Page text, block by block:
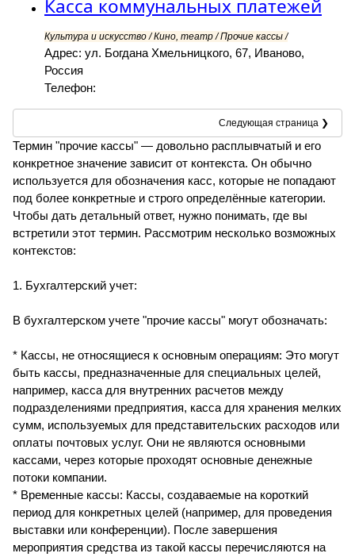
Касса коммунальных платежей
Культура и искусство / Кино, театр / Прочие кассы /
Адрес: ул. Богдана Хмельницкого, 67, Иваново,
Россия
Телефон:
Следующая страница ❯
Термин "прочие кассы" — довольно расплывчатый и его
конкретное значение зависит от контекста. Он обычно
используется для обозначения касс, которые не попадают
под более конкретные и строго определённые категории.
Чтобы дать детальный ответ, нужно понимать, где вы
встретили этот термин. Рассмотрим несколько возможных
контекстов:
1. Бухгалтерский учет:
В бухгалтерском учете "прочие кассы" могут обозначать:
* Кассы, не относящиеся к основным операциям: Это могут
быть кассы, предназначенные для специальных целей,
например, касса для внутренних расчетов между
подразделениями предприятия, касса для хранения мелких
сумм, используемых для представительских расходов или
оплаты почтовых услуг. Они не являются основными
кассами, через которые проходят основные денежные
потоки компании.
* Временные кассы: Кассы, создаваемые на короткий
период для конкретных целей (например, для проведения
выставки или конференции). После завершения
мероприятия средства из такой кассы перечисляются на